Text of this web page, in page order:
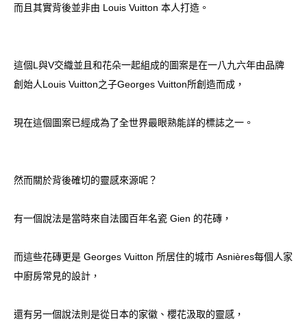
而且其實背後並非由 Louis Vuitton 本人打造。
這個L與V交織並且和花朵一起組成的圖案是在一八九六年由品牌
創始人Louis Vuitton之子Georges Vuitton所創造而成，
現在這個圖案已經成為了全世界最眼熟能詳的標誌之一。
然而關於背後確切的靈感來源呢？
有一個說法是當時來自法國百年名瓷 Gien 的花磚，
而這些花磚更是 Georges Vuitton 所居住的城市 Asnières每個人家
中廚房常見的設計，
還有另一個說法則是從日本的家徽、櫻花汲取的靈感，